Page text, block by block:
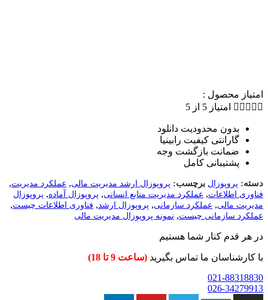
امتیاز محصول :
     امتیاز 5 از 5
بدون محدودیت دانلود
گارانتی کیفیت رابینیا
ضمانت بازگشت وجه​
پشتیبانی کامل
دسته: پروپوزال برچسب: پروپوزال ارشد مدیریت مالی, عملکرد مدیریت,
فناوری اطلاعات, عملکرد مدیریت منابع انسانی, پروپوزال آماده, پروپوزال
مدیریت مالی, عملکرد سازمانی, پروپوزال ارشد , فناوری اطلاعات چیست,
عملکرد سازمانی چیست, نمونه پروپوزال مدیریت مالی
در هر قدم کنار شما هستیم
با کارشناسان ما تماس بگیرید (ساعت 9 تا 18)
021-88318830
026-34279913